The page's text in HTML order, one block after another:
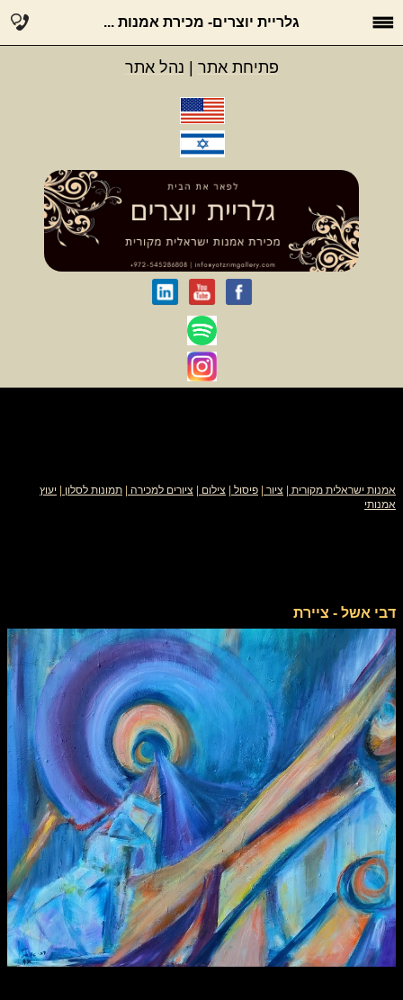
גלריית יוצרים- מכירת אמנות ...
פתיחת אתר נהל אתר
אמנות ישראלית מקורית ציור פיסול צילום ציורים למכירה תמונות לסלון
יעוץ
אמנותי
דבי אשל - ציירת